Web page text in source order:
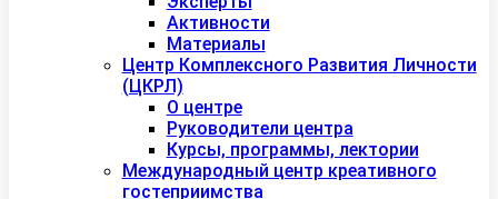
Активности
Материалы
Центр Комплексного Развития Личности
(ЦКРЛ)
О центре
Руководители центра
Курсы, программы, лектории
Международный центр креативного
гостеприимства